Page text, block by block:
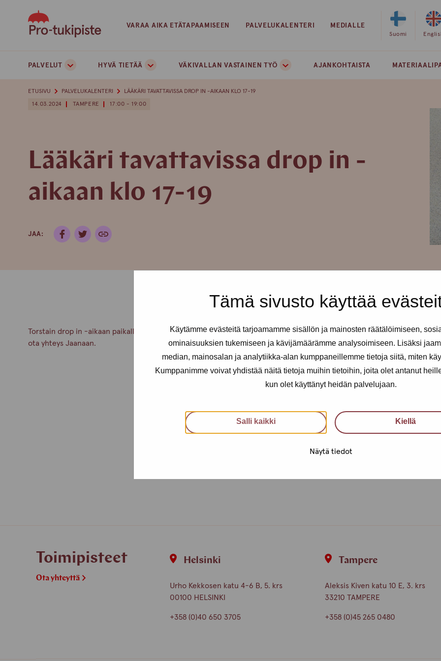
Tämä sivusto käyttää
Käytämme evästeitä tarjoamamme sisällön ja mainosten räätälöimiseen,
ominaisuuksien tukemiseen ja kävijämäärämme analysoimiseen. Lisäksi
median, mainosalan ja analytiikka-alan kumppaneillemme tietoja siitä, miten
Kumppanimme voivat yhdistää näitä tietoja muihin tietoihin, joita olet antanut
kun olet käyttänyt heidän palvelujaan.
Salli kaikki Kiellä
Näytä tiedot
VARAA AIKA ETÄTAPAAMISEEN PALVELUKALENTERI MEDIALLE
Valitse
Suomi
PALVELUT HYVÄ TIETÄÄ VÄKIVALLAN VASTAINEN TYÖ AJANKOHTAISTA
ETUSIVU PALVELUKALENTERI LÄÄKÄRI TAVATTAVISSA DROP IN -AIKAAN KLO 17-19
14.03.2024 TAMPERE 17:00 - 19:00
Lääkäri tavattavissa drop in -
aikaan klo 17-19
JAA:
Torstain drop in -aikaan paikalla on lääkäri n klo 17-19. Mikäli haluat varata ajan lääkärille,
ota yhteys Jaanaan.
Toimipisteet
Ota yhteyttä
Helsinki
Urho Kekkosen katu 4-6 B, 5. krs
00100 HELSINKI
+358 (0)40 650 3705
Tampere
Aleksis Kiven katu 10 E, 3. krs
33210 TAMPERE
+358 (0)45 265 0480